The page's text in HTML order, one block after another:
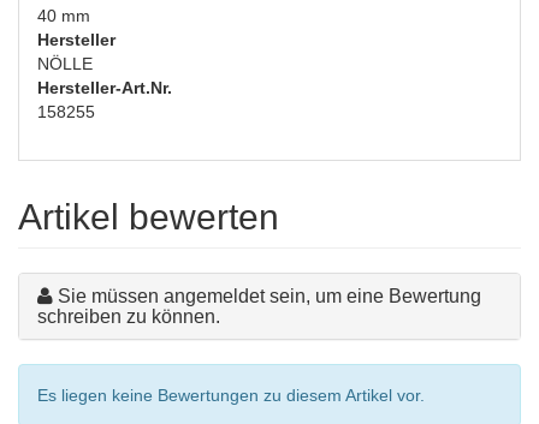
40 mm
Hersteller
NÖLLE
Hersteller-Art.Nr.
158255
Artikel bewerten
Sie müssen angemeldet sein, um eine Bewertung
schreiben zu können.
Es liegen keine Bewertungen zu diesem Artikel vor.